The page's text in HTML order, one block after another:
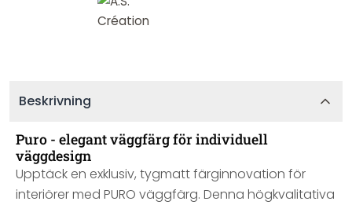
Beskrivning
Puro - elegant väggfärg för individuell
väggdesign
Upptäck en exklusiv, tygmatt färginnovation för
interiörer med PURO väggfärg. Denna högkvalitativa